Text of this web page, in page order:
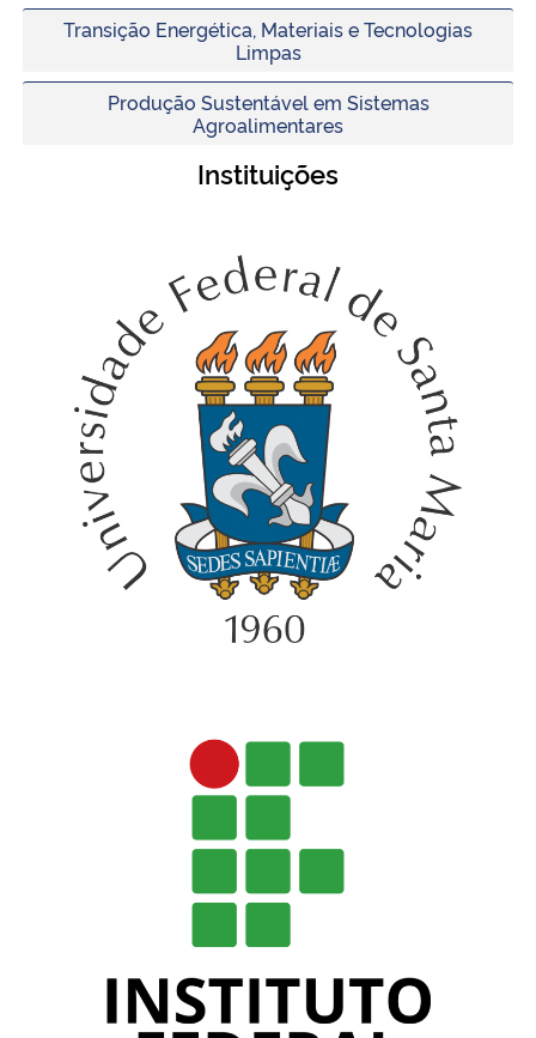
Transição Energética, Materiais e Tecnologias
Limpas
Produção Sustentável em Sistemas
Agroalimentares
Instituições